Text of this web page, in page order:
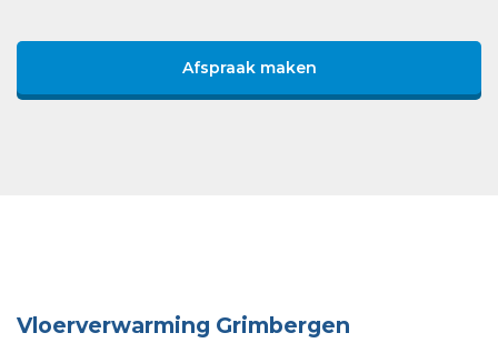
Afspraak maken
Vloerverwarming Grimbergen